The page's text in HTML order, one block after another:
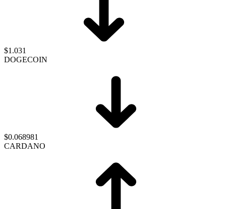
$1.031
DOGECOIN
$0.068981
CARDANO